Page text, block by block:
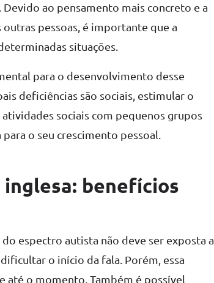
ao pensamento mais concreto e a
pessoas, é importante que a
situações.
para o desenvolvimento desse
deficiências são sociais, estimular o
sociais com pequenos grupos
o seu crescimento pessoal.
benefícios
espectro autista não deve ser exposta a
o início da fala. Porém, essa
até o momento. Também é possível